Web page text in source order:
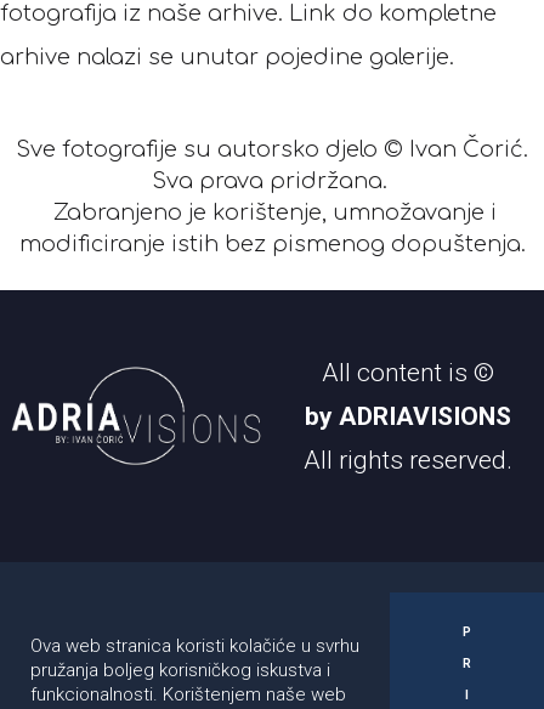
fotografija iz naše arhive. Link do kompletne
arhive nalazi se unutar pojedine galerije.
Sve fotografije su autorsko djelo © Ivan Čorić.
Sva prava pridržana.
Zabranjeno je korištenje, umnožavanje i
modificiranje istih bez pismenog dopuštenja.
All content is ©
by ADRIAVISIONS
All rights reserved.
Ivan Čorić
+385981723835
Pratite nas:
Ova web stranica koristi kolačiće u svrhu
pružanja boljeg korisničkog iskustva i
funkcionalnosti. Korištenjem naše web
P
R